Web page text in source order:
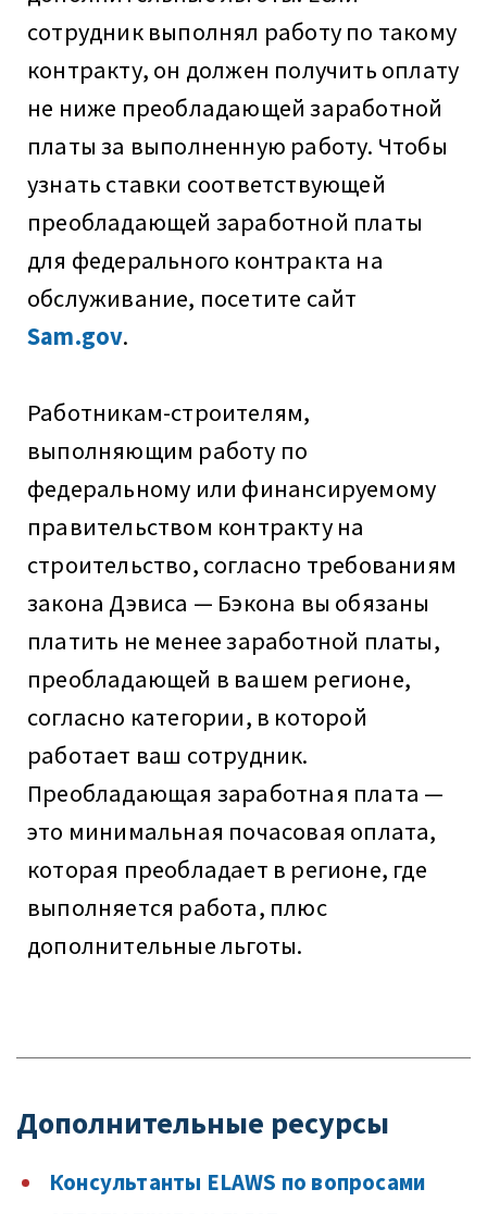
сотрудник выполнял работу по такому
контракту, он должен получить оплату
не ниже преобладающей заработной
платы за выполненную работу. Чтобы
узнать ставки соответствующей
преобладающей заработной платы
для федерального контракта на
обслуживание, посетите сайт
Sam.gov.
Работникам-строителям,
выполняющим работу по
федеральному или финансируемому
правительством контракту на
строительство, согласно требованиям
закона Дэвиса — Бэкона вы обязаны
платить не менее заработной платы,
преобладающей в вашем регионе,
согласно категории, в которой
работает ваш сотрудник.
Преобладающая заработная плата —
это минимальная почасовая оплата,
которая преобладает в регионе, где
выполняется работа, плюс
дополнительные льготы.
Дополнительные ресурсы
Консультанты ELAWS по вопросами